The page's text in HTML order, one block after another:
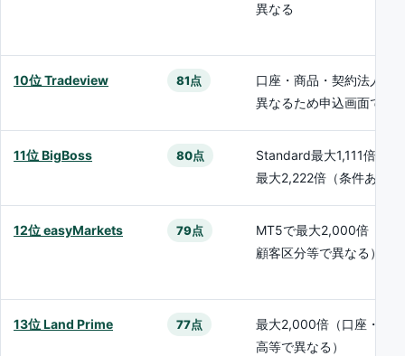
異なる
10位 Tradeview 81点
口座・商品・契約法人に
異なるため申込画面で確
11位 BigBoss 80点
Standard最大1,111倍、
最大2,222倍（条件あり）
12位 easyMarkets 79点
MT5で最大2,000倍（地
顧客区分等で異なる）
13位 Land Prime 77点
最大2,000倍（口座・商
高等で異なる）